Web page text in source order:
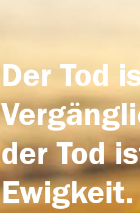
Der Tod
der Tod
Ewigkeit.